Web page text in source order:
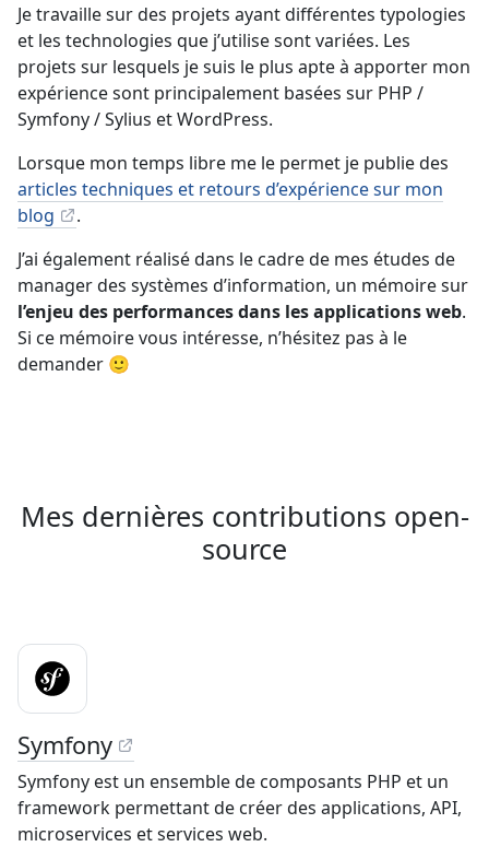
Je travaille sur des projets ayant différentes typologies
et les technologies que j’utilise sont variées. Les
projets sur lesquels je suis le plus apte à apporter mon
expérience sont principalement basées sur PHP /
Symfony / Sylius et WordPress.
Lorsque mon temps libre me le permet je publie des
articles techniques et retours d’expérience sur mon
blog
.
J’ai également réalisé dans le cadre de mes études de
manager des systèmes d’information, un mémoire sur
l’enjeu des performances dans les applications web.
Si ce mémoire vous intéresse, n’hésitez pas à le
demander 🙂
Mes dernières contributions open-
source
Symfony
Symfony est un ensemble de composants PHP et un
framework permettant de créer des applications, API,
microservices et services web.